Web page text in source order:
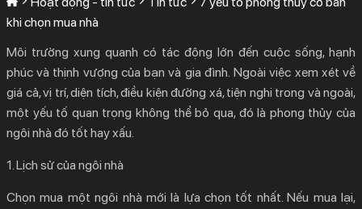
khi chọn mua nhà
Môi trường xung quanh có tác động lớn đến cuộc sống, hạnh
phúc và thịnh vượng của bạn và gia đình.Ngoài việc xem xét về
giá cả, vị trí, diện tích, điều kiện đường xá, tiện nghi trong và ngoài,
một yếu tố quan trọng không thể bỏ qua, đó là phong thủy của
ngôi nhà đó tốt hay xấu.
1. Lịch sử của ngôi nhà
Chọn mua một ngôi nhà mới là lựa chọn tốt nhất. Nếu mua lại,